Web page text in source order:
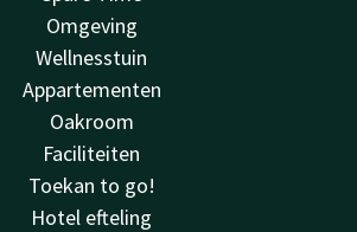
Omgeving
Wellnesstuin
Appartementen
Oakroom
Faciliteiten
Toekan to go!
Hotel efteling